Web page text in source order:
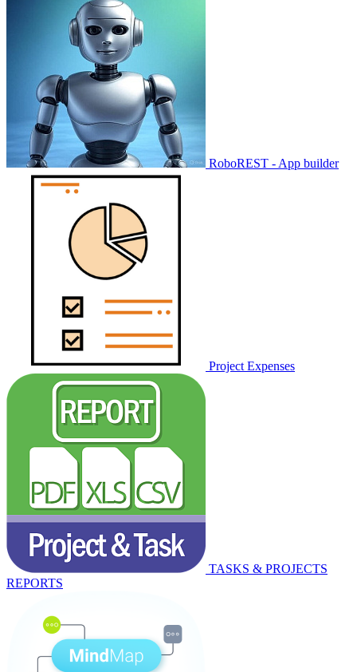
RoboREST - App builder
Project Expenses
TASKS & PROJECTS
REPORTS